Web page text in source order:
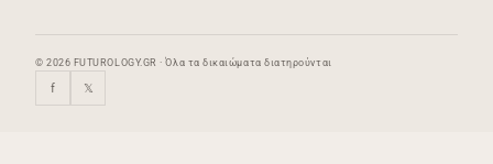
© 2026 FUTUROLOGY.GR · Όλα τα δικαιώματα διατηρούνται
f 𝕏